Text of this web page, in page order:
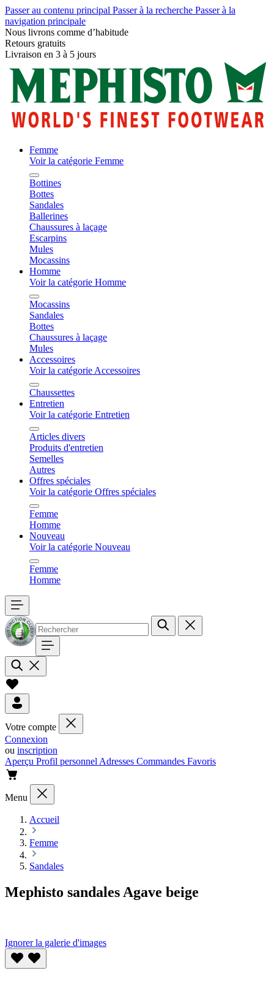
Passer au contenu principal Passer à la recherche Passer à la
navigation principale
Nous livrons comme d’habitude
Retours gratuits
Livraison en 3 à 5 jours
Femme
Voir la catégorie Femme
Bottines
Bottes
Sandales
Ballerines
Chaussures à laçage
Escarpins
Mules
Mocassins
Homme
Voir la catégorie Homme
Mocassins
Sandales
Bottes
Chaussures à laçage
Mules
Accessoires
Voir la catégorie Accessoires
Chaussettes
Entretien
Voir la catégorie Entretien
Articles divers
Produits d'entretien
Semelles
Autres
Offres spéciales
Voir la catégorie Offres spéciales
Femme
Homme
Nouveau
Voir la catégorie Nouveau
Femme
Homme
Votre compte
Connexion
ou inscription
Aperçu Profil personnel Adresses Commandes Favoris
Menu
Accueil
Femme
Sandales
Mephisto sandales Agave beige
Ignorer la galerie d'images